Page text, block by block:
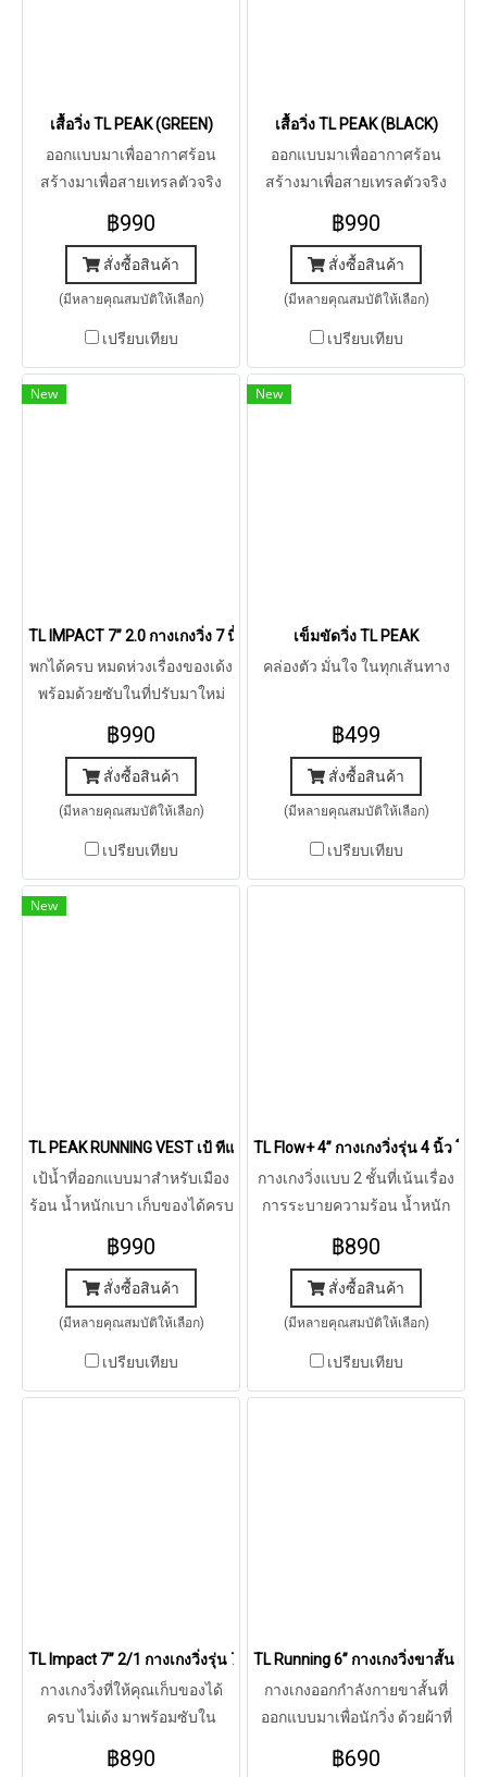
เสื้อวิ่ง TL PEAK (GREEN)
ออกแบบมาเพื่ออากาศร้อน
สร้างมาเพื่อสายเทรลตัวจริง
฿990
สั่งซื้อสินค้า
(มีหลายคุณสมบัติให้เลือก)
เปรียบเทียบ
เสื้อวิ่ง TL PEAK (BLACK)
ออกแบบมาเพื่ออากาศร้อน
สร้างมาเพื่อสายเทรลตัวจริง
฿990
สั่งซื้อสินค้า
(มีหลายคุณสมบัติให้เลือก)
เปรียบเทียบ
New
TL IMPACT 7” 2.0 กางเกงวิ่ง 7 นิ้ว รุ่น อิมแพค 2.0
พกได้ครบ หมดห่วงเรื่องของเด้ง
พร้อมด้วยซับในที่ปรับมาใหม่
฿990
สั่งซื้อสินค้า
(มีหลายคุณสมบัติให้เลือก)
เปรียบเทียบ
New
เข็มขัดวิ่ง TL PEAK
คล่องตัว มั่นใจ ในทุกเส้นทาง
฿499
สั่งซื้อสินค้า
(มีหลายคุณสมบัติให้เลือก)
เปรียบเทียบ
New
TL PEAK RUNNING VEST เป้ ทีแอล พีค
เป้น้ำที่ออกแบบมาสำหรับเมือง
ร้อน น้ำหนักเบา เก็บของได้ครบ
฿990
สั่งซื้อสินค้า
(มีหลายคุณสมบัติให้เลือก)
เปรียบเทียบ
TL Flow+ 4” กางเกงวิ่งรุ่น 4 นิ้ว โฟ
กางเกงวิ่งแบบ 2 ชั้นที่เน้นเรื่อง
การระบายความร้อน น้ำหนัก
฿890
สั่งซื้อสินค้า
(มีหลายคุณสมบัติให้เลือก)
เปรียบเทียบ
TL Impact 7” 2/1 กางเกงวิ่งรุ่น 7” 2/1 (Forest Grey)
กางเกงวิ่งที่ให้คุณเก็บของได้
ครบ ไม่เด้ง มาพร้อมซับใน
฿890
TL Running 6” กางเกงวิ่งขาสั้น ผู้ช
กางเกงออกกำลังกายขาสั้นที่
ออกแบบมาเพื่อนักวิ่ง ด้วยผ้าที่
เก็บของสำหรับนักวิ่งทุกระยะ
฿690